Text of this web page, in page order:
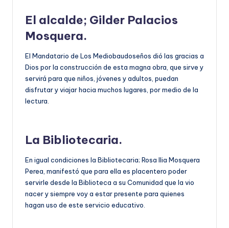
El alcalde; Gilder Palacios
Mosquera.
El Mandatario de Los Mediobaudoseños dió las gracias a
Dios por la construcción de esta magna obra, que sirve y
servirá para que niños, jóvenes y adultos, puedan
disfrutar y viajar hacia muchos lugares, por medio de la
lectura.
La Bibliotecaria.
En igual condiciones la Bibliotecaria; Rosa Ilia Mosquera
Perea, manifestó que para ella es placentero poder
servirle desde la Biblioteca a su Comunidad que la vio
nacer y siempre voy a estar presente para quienes
hagan uso de este servicio educativo.